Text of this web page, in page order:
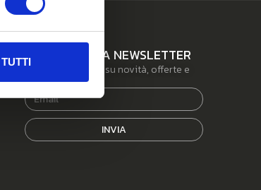
ISCRIVITI ALLA NEWSLETTER
Resta aggiornato su novità, offerte e
servizi.
INVIA